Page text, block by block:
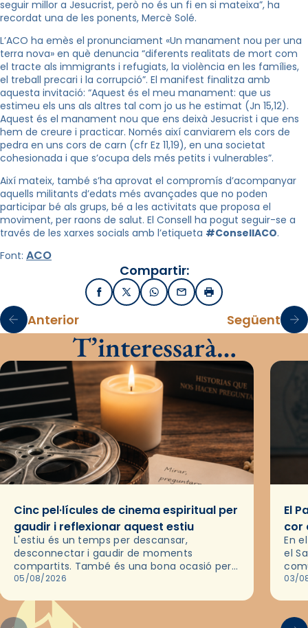
seguir millor a Jesucrist, però no és un fi en si mateixa”, ha
recordat una de les ponents, Mercè Solé.
L’ACO ha emès el pronunciament «Un manament nou per una
terra nova» en què denuncia “diferents realitats de mort com
el tracte als immigrants i refugiats, la violència en les famílies,
el treball precari i la corrupció”. El manifest finalitza amb
aquesta invitació: “Aquest és el meu manament: que us
estimeu els uns als altres tal com jo us he estimat (Jn 15,12).
Aquest és el manament nou que ens deixà Jesucrist i que ens
hem de creure i practicar. Només així canviarem els cors de
pedra en uns cors de carn (cfr Ez 11,19), en una societat
cohesionada i que s’ocupa dels més petits i vulnerables”.
Així mateix, també s’ha aprovat el compromís d’acompanyar
aquells militants d’edats més avançades que no poden
participar bé als grups, bé a les activitats que proposa el
moviment, per raons de salut. El Consell ha pogut seguir-se a
través de les xarxes socials amb l’etiqueta #ConsellACO.
Font: ACO
Compartir:
FacebookX / TwitterWhatsApp
EmailImprimir
Anterior Següent
T’interessarà…
Cinc pel·lícules de cinema espiritual per
gaudir i reflexionar aquest estiu
L'estiu és un temps per descansar,
desconnectar i gaudir de moments
compartits. També és una bona ocasió per
deixar-se portar per una bona història i, a
05/08/2026
El
cor
En
el
de
03/